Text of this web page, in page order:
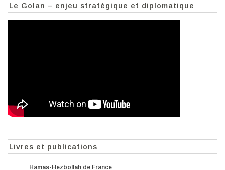
Le Golan – enjeu stratégique et diplomatique
Livres et publications
Hamas-Hezbollah de France